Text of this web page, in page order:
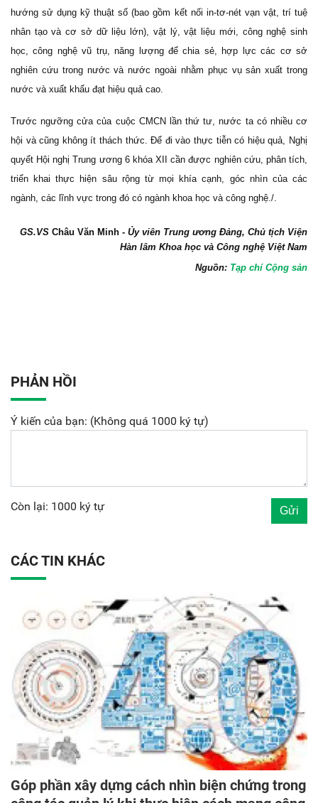
hướng sử dụng kỹ thuật số (bao gồm kết nối in-tơ-nét vạn vật, trí tuệ
nhân tạo và cơ sở dữ liệu lớn), vật lý, vật liệu mới, công nghệ sinh
học, công nghệ vũ trụ, năng lượng để chia sẻ, hợp lực các cơ sở
nghiên cứu trong nước và nước ngoài nhằm phục vụ sản xuất trong
nước và xuất khẩu đạt hiệu quả cao.
Trước ngưỡng cửa của cuộc CMCN lần thứ tư, nước ta có nhiều cơ
hội và cũng không ít thách thức. Để đi vào thực tiễn có hiệu quả, Nghị
quyết Hội nghị Trung ương 6 khóa XII cần được nghiên cứu, phân tích,
triển khai thực hiện sâu rộng từ mọi khía cạnh, góc nhìn của các
ngành, các lĩnh vực trong đó có ngành khoa học và công nghệ./.
GS.VS Châu Văn Minh - Ủy viên Trung ương Đảng, Chủ tịch Viện
Hàn lâm Khoa học và Công nghệ Việt Nam
Nguồn: Tạp chí Cộng sản
PHẢN HỒI
Ý kiến của bạn: (Không quá 1000 ký tự)
Còn lại: 1000 ký tự
CÁC TIN KHÁC
Góp phần xây dựng cách nhìn biện chứng trong